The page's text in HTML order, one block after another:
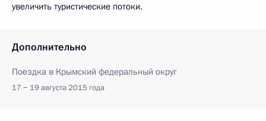
увеличить туристические потоки.
Дополнительно
Поездка в Крымский федеральный округ
17 − 19 августа 2015 года